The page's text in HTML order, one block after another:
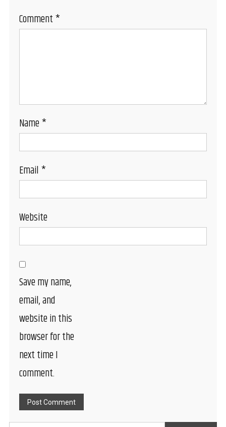
Comment*
Name*
Email*
Website
Save my name,
email, and
website in this
browser for the
next time I
comment.